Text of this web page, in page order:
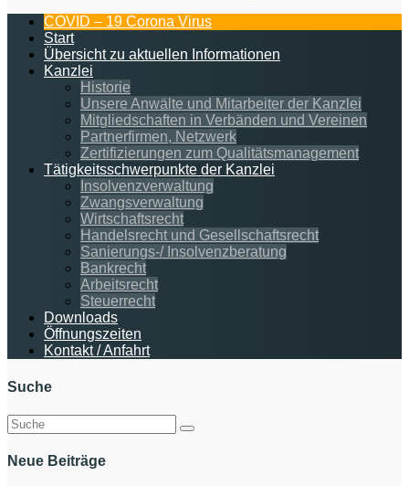
COVID – 19 Corona Virus
Start
Übersicht zu aktuellen Informationen
Kanzlei
Historie
Unsere Anwälte und Mitarbeiter der Kanzlei
Mitgliedschaften in Verbänden und Vereinen
Partnerfirmen, Netzwerk
Zertifizierungen zum Qualitätsmanagement
Tätigkeitsschwerpunkte der Kanzlei
Insolvenzverwaltung
Zwangsverwaltung
Wirtschaftsrecht
Handelsrecht und Gesellschaftsrecht
Sanierungs-/ Insolvenzberatung
Bankrecht
Arbeitsrecht
Steuerrecht
Downloads
Öffnungszeiten
Kontakt / Anfahrt
Suche
Suchen
nach:
Neue Beiträge